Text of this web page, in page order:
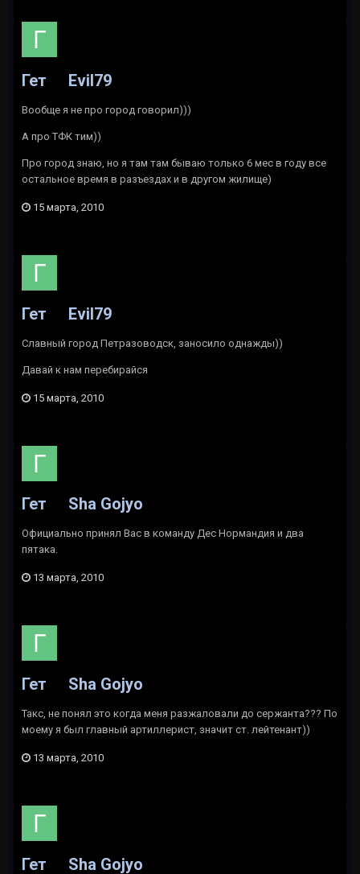
Гет Evil79
Вообще я не про город говорил)))
А про ТФК тим))
Про город знаю, но я там там бываю только 6 мес в году все
остальное время в разъездах и в другом жилище)
15 марта, 2010
Гет Evil79
Славный город Петразоводск, заносило однажды))
Давай к нам перебирайся
15 марта, 2010
Гет Sha Gojyo
Официально принял Вас в команду Дес Нормандия и два
пятака.
13 марта, 2010
Гет Sha Gojyo
Такс, не понял это когда меня разжаловали до сержанта??? По
моему я был главный артиллерист, значит ст. лейтенант))
13 марта, 2010
Гет Sha Gojyo